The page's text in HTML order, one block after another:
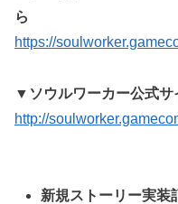
ら
https://
▼ソウルワーカー公式サ
http://
新規ストーリー実装